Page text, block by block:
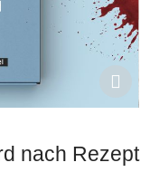
nach Rezept